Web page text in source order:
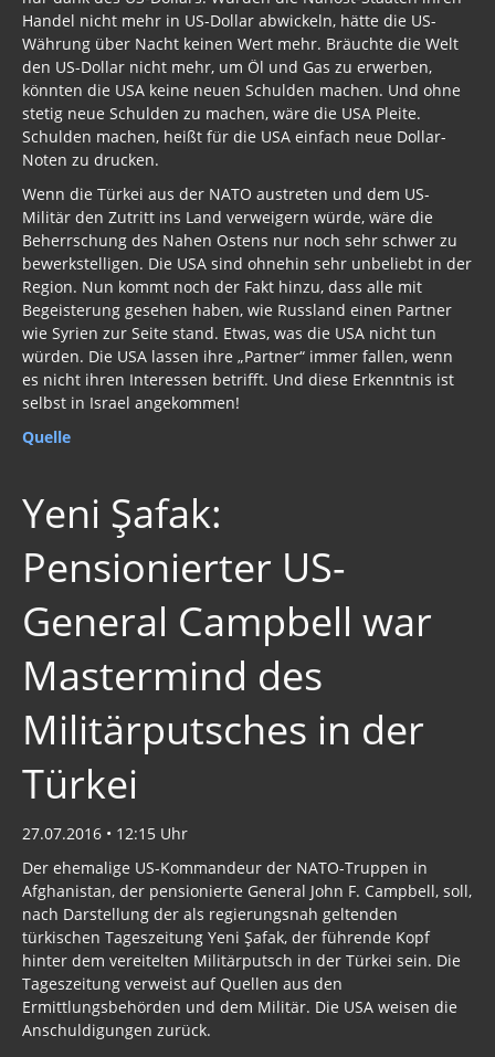
Handel nicht mehr in US-Dollar abwickeln, hätte die US-
Währung über Nacht keinen Wert mehr. Bräuchte die Welt
den US-Dollar nicht mehr, um Öl und Gas zu erwerben,
könnten die USA keine neuen Schulden machen. Und ohne
stetig neue Schulden zu machen, wäre die USA Pleite.
Schulden machen, heißt für die USA einfach neue Dollar-
Noten zu drucken.
Wenn die Türkei aus der NATO austreten und dem US-
Militär den Zutritt ins Land verweigern würde, wäre die
Beherrschung des Nahen Ostens nur noch sehr schwer zu
bewerkstelligen. Die USA sind ohnehin sehr unbeliebt in der
Region. Nun kommt noch der Fakt hinzu, dass alle mit
Begeisterung gesehen haben, wie Russland einen Partner
wie Syrien zur Seite stand. Etwas, was die USA nicht tun
würden. Die USA lassen ihre „Partner“ immer fallen, wenn
es nicht ihren Interessen betrifft. Und diese Erkenntnis ist
selbst in Israel angekommen!
Quelle
Yeni Şafak:
Pensionierter US-
General Campbell war
Mastermind des
Militärputsches in der
Türkei
27.07.2016 • 12:15 Uhr
Der ehemalige US-Kommandeur der NATO-Truppen in
Afghanistan, der pensionierte General John F. Campbell, soll,
nach Darstellung der als regierungsnah geltenden
türkischen Tageszeitung Yeni Şafak, der führende Kopf
hinter dem vereitelten Militärputsch in der Türkei sein. Die
Tageszeitung verweist auf Quellen aus den
Ermittlungsbehörden und dem Militär. Die USA weisen die
Anschuldigungen zurück.